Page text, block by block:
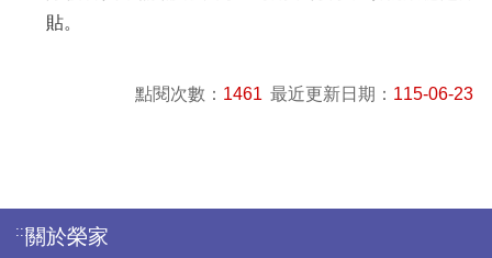
貼。
點閱次數： 1461 最近更新日期： 115-06-23
:::關於榮家